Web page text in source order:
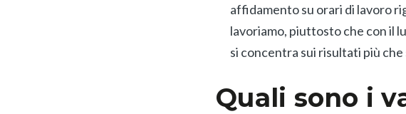
affidamento su orari di lavoro
lavoriamo, piuttosto che con il
si concentra sui risultati più
Quali sono i